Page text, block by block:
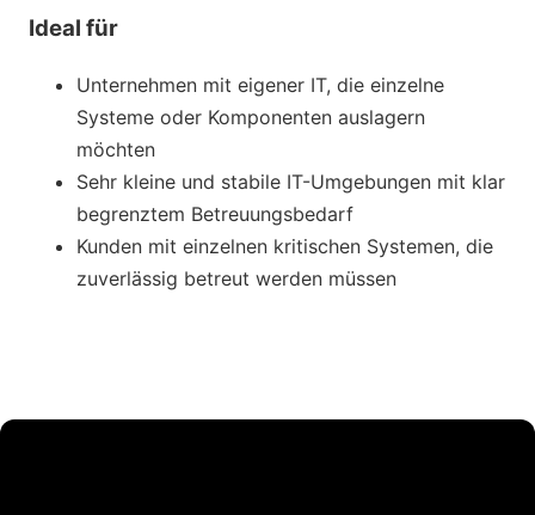
Ideal für
Unternehmen mit eigener IT, die einzelne
Systeme oder Komponenten auslagern
möchten
Sehr kleine und stabile IT-Umgebungen mit klar
begrenztem Betreuungsbedarf
Kunden mit einzelnen kritischen Systemen, die
zuverlässig betreut werden müssen